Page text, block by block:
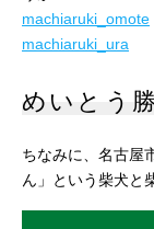
machiaruki_omote
machiaruki_ura
めいとう
ちなみに、名古屋
ん」という柴犬と